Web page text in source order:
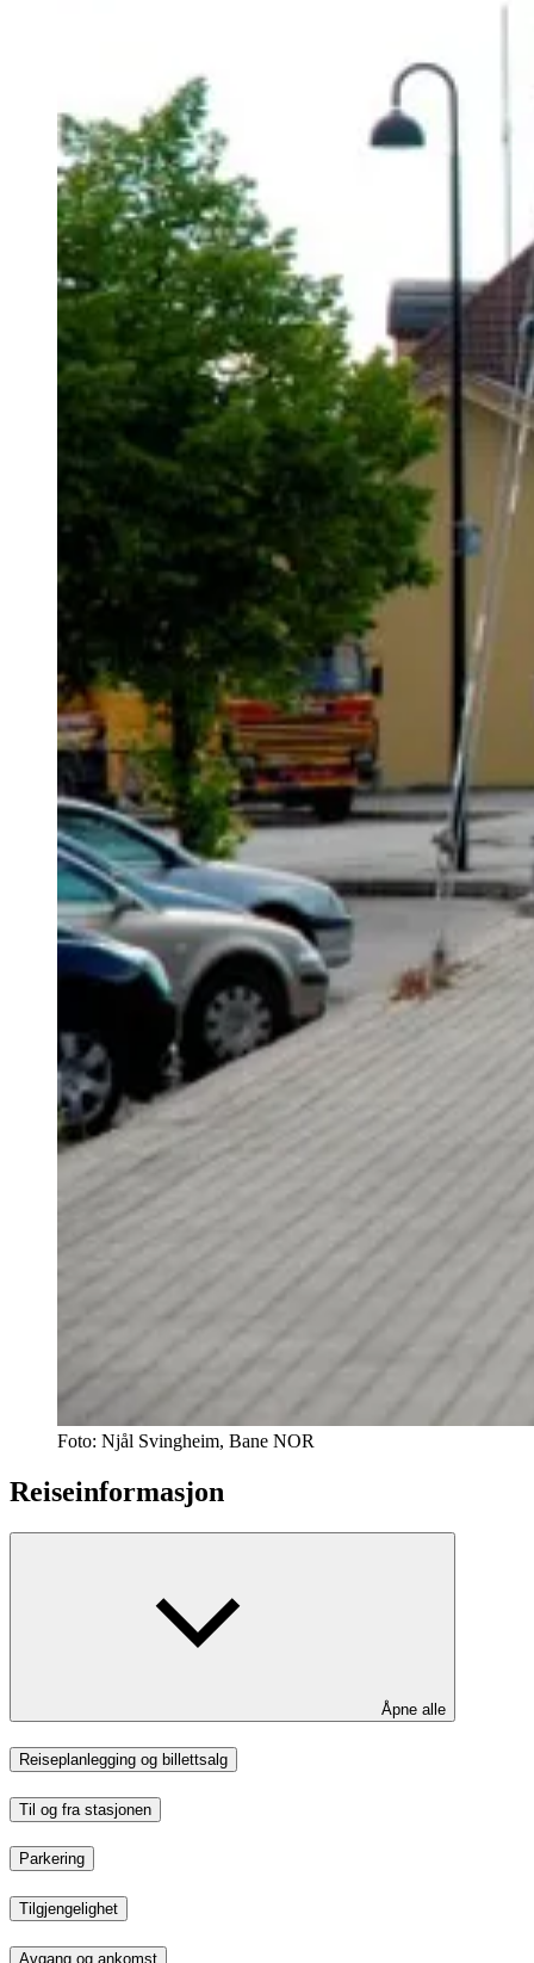
Foto: Njål Svingheim, Bane NOR
Reiseinformasjon
Åpne alle
Reiseplanlegging og billettsalg
Til og fra stasjonen
Parkering
Tilgjengelighet
Avgang og ankomst